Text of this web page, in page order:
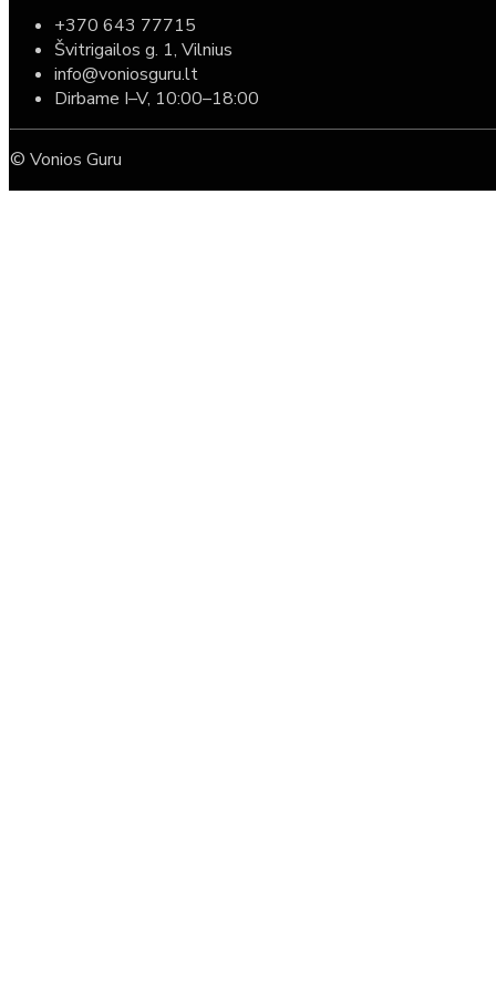
+370 643 77715
Švitrigailos g. 1, Vilnius
info@voniosguru.lt
Dirbame I–V, 10:00–18:00
© Vonios Guru